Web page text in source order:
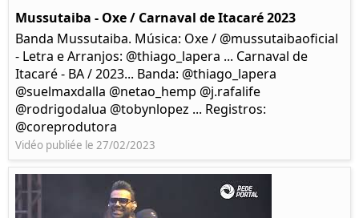
Mussutaiba - Oxe / Carnaval de Itacaré 2023
Banda Mussutaiba. Música: Oxe / @mussutaibaoficial
- Letra e Arranjos: @thiago_lapera ... Carnaval de
Itacaré - BA / 2023... Banda: @thiago_lapera
@suelmaxdalla @netao_hemp @j.rafalife
@rodrigodalua @tobynlopez ... Registros:
@coreprodutora
Vidéo publiée le 27/02/2023